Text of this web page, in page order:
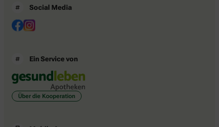
Social Media
Ein Service von
Über die Kooperation